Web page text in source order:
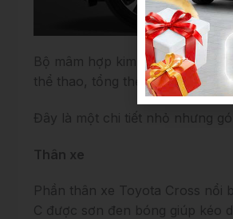
Bộ mâm hợp kim 18 inch thiết
thể thao, tổng thể tạo nên
Đây là một chi tiết nhỏ nhưng
Thân xe
Phần thân xe Toyota Cross nổi
C được sơn đen bóng giúp kéo